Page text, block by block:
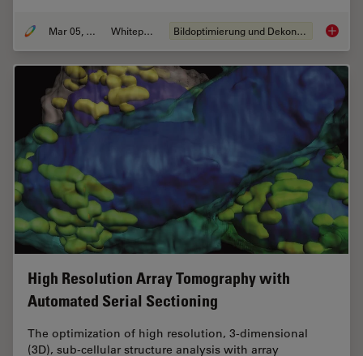
Mar 05, 2019 Whitepaper Bildoptimierung und Dekonvolution Real
High Resolution Array Tomography with
Automated Serial Sectioning
The optimization of high resolution, 3-dimensional
(3D), sub-cellular structure analysis with array